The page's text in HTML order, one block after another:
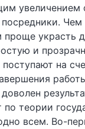
увеличением
проще украсть
и
на
по теории
всем. Во-